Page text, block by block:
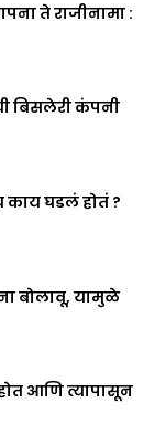
ते राजीनामा :
बिसलेरी कंपनी
काय घडलं होतं ?
बोलावू, यामुळे
आणि त्यापासून